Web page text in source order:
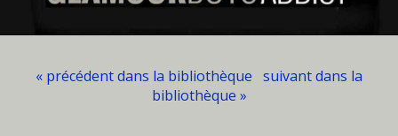
« précédent dans la bibliothèque suivant dans la
bibliothèque »